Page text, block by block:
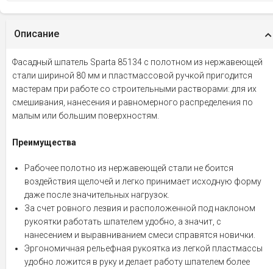
Описание
Фасадный шпатель Sparta 85134 с полотном из нержавеющей
стали шириной 80 мм и пластмассовой ручкой пригодится
мастерам при работе со строительными растворами: для их
смешивания, нанесения и равномерного распределения по
малым или большим поверхностям.
Преимущества
Рабочее полотно из нержавеющей стали не боится
воздействия щелочей и легко принимает исходную форму
даже после значительных нагрузок.
За счет ровного лезвия и расположенной под наклоном
рукоятки работать шпателем удобно, а значит, с
нанесением и выравниванием смеси справятся новички.
Эргономичная рельефная рукоятка из легкой пластмассы
удобно ложится в руку и делает работу шпателем более